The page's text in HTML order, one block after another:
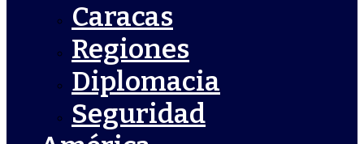
Caracas
Regiones
Diplomacia
Seguridad